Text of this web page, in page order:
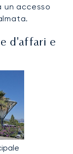
un accesso
d'affari e